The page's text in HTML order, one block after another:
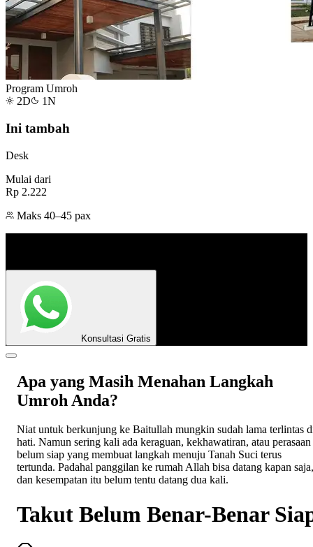
Program Umroh
2D 1N
Ini tambah
Desk
Mulai dari
Rp 2.222
Maks 40–45 pax
Konsultasi Gratis
Apa yang Masih Menahan Langkah
Umroh Anda?
Niat untuk berkunjung ke Baitullah mungkin sudah lama terlintas
hati. Namun sering kali ada keraguan, kekhawatiran, atau perasaan
belum siap yang membuat langkah menuju Tanah Suci terus
tertunda. Padahal panggilan ke rumah Allah bisa datang kapan saja,
dan kesempatan itu belum tentu datang dua kali.
Takut Belum Benar-Benar